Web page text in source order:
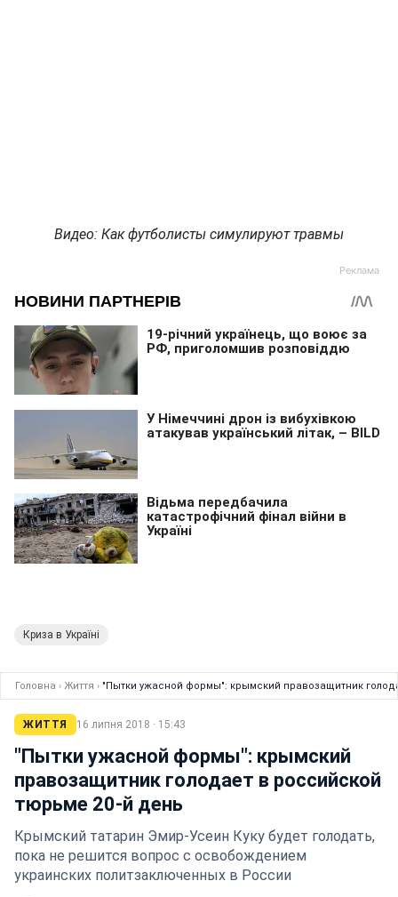
Видео: Как футболисты симулируют травмы
Криза в Україні
Головна › Життя › "Пытки ужасной формы": крымский правозащитник
ЖИТТЯ 16 липня 2018 · 15:43
"Пытки ужасной формы": крымский
правозащитник голодает в российской
тюрьме 20-й день
Крымский татарин Эмир-Усеин Куку будет голодать,
пока не решится вопрос с освобождением
украинских политзаключенных в России